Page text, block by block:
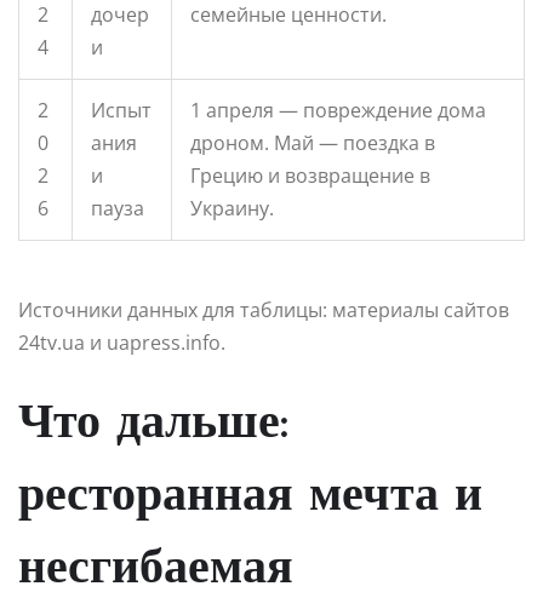
2
4
дочер
и
семейные ценности.
2
0
2
6
Испыт
ания
и
пауза
1 апреля — повреждение дома
дроном. Май — поездка в
Грецию и возвращение в
Украину.
Источники данных для таблицы: материалы сайтов
24tv.ua и uapress.info.
Что дальше:
ресторанная мечта и
несгибаемая